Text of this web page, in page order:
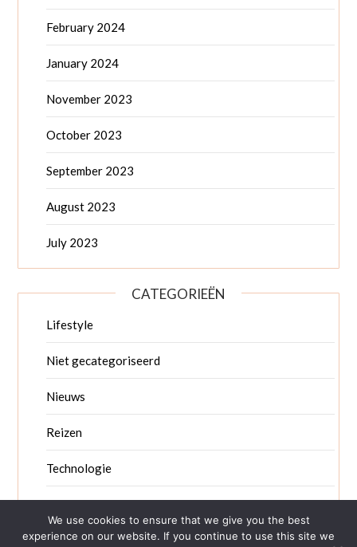
February 2024
January 2024
November 2023
October 2023
September 2023
August 2023
July 2023
CATEGORIEËN
Lifestyle
Niet gecategoriseerd
Nieuws
Reizen
Technologie
Zakelijk nieuws
We use cookies to ensure that we give you the best
experience on our website. If you continue to use this site we